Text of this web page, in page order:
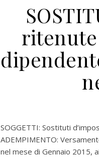
SOGGETTI: Sostituti
ADEMPIMENTO:
nel mese di Gennaio 2015,